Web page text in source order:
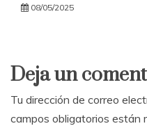
08/05/2025
Deja un
Tu dirección de correo
campos obligatorios están